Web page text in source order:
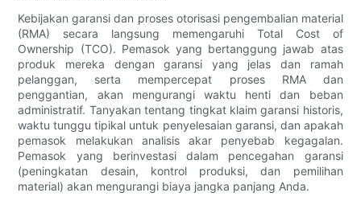
Kebijakan garansi dan proses otorisasi pengembalian material
(RMA) secara langsung memengaruhi Total Cost of
Ownership (TCO). Pemasok yang bertanggung jawab atas
produk mereka dengan garansi yang jelas dan ramah
pelanggan, serta mempercepat proses RMA dan
penggantian, akan mengurangi waktu henti dan beban
administratif. Tanyakan tentang tingkat klaim garansi historis,
waktu tunggu tipikal untuk penyelesaian garansi, dan apakah
pemasok melakukan analisis akar penyebab kegagalan.
Pemasok yang berinvestasi dalam pencegahan garansi
(peningkatan desain, kontrol produksi, dan pemilihan
material) akan mengurangi biaya jangka panjang Anda.